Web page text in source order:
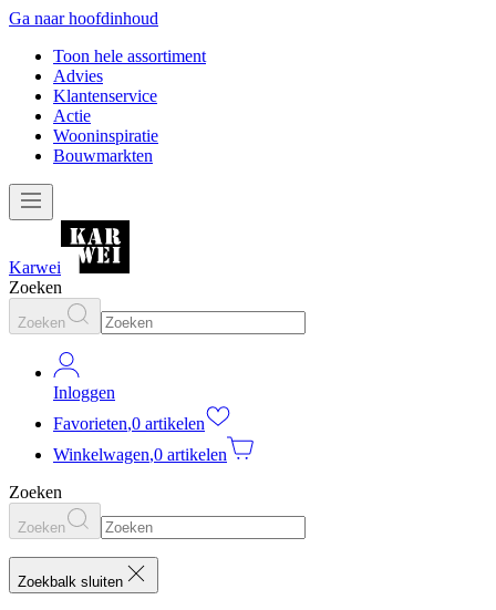
Ga naar hoofdinhoud
Toon hele assortiment
Advies
Klantenservice
Actie
Wooninspiratie
Bouwmarkten
Karwei
Zoeken
Zoeken
Inloggen
Favorieten,0 artikelen
Winkelwagen,0 artikelen
Zoeken
Zoeken
Zoekbalk sluiten